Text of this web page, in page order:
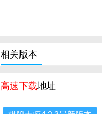
相关版本
高速下载地址